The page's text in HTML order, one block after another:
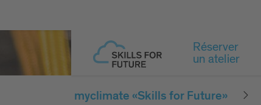
Réserver
un atelier
myclimate «Skills for Future»